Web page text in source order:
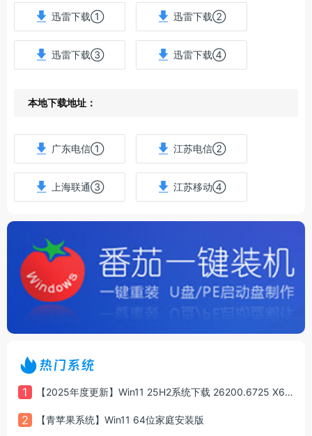
迅雷下载① 迅雷下载②
迅雷下载③ 迅雷下载④
本地下载地址：
广东电信① 江苏电信②
上海联通③ 江苏移动④
热门系统
1 【2025年度更新】Win11 25H2系统下载 26200.6725 X64 专业版
2 【青苹果系统】Win11 64位家庭安装版